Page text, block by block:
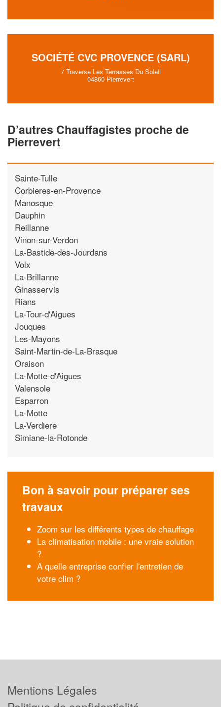
SOCIÉTÉ CVC PROVENCE (SARL)
7 Traverse Les Terrasses Du Soleil
04860 Pierrevert
D’autres Chauffagistes proche de
Pierrevert
Sainte-Tulle
Corbieres-en-Provence
Manosque
Dauphin
Reillanne
Vinon-sur-Verdon
La-Bastide-des-Jourdans
Volx
La-Brillanne
Ginasservis
Rians
La-Tour-d'Aigues
Jouques
Les-Mayons
Saint-Martin-de-La-Brasque
Oraison
La-Motte-d'Aigues
Valensole
Esparron
La-Motte
La-Verdiere
Simiane-la-Rotonde
Bon à savoir pour préparer ses
travaux
Zoom sur les différents types de chauffage
La climatisation mobile : une vraie solution
?
A quelle entreprise confier l'entretien de
votre clim ?
Mentions Légales